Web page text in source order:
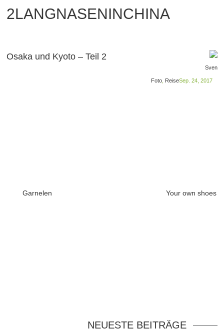
2LANGNASENINCHINA
Osaka und Kyoto – Teil 2
Sven
Sep. 24, 2017
Foto, Reise
Garnelen Your own shoes
NEUESTE BEITRÄGE